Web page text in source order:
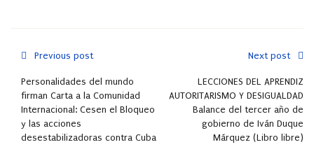
Previous post
Personalidades del mundo
firman Carta a la Comunidad
Internacional: Cesen el Bloqueo
y las acciones
desestabilizadoras contra Cuba
Next post
LECCIONES DEL APRENDIZ
AUTORITARISMO Y DESIGUALDAD
Balance del tercer año de
gobierno de Iván Duque
Márquez (Libro libre)